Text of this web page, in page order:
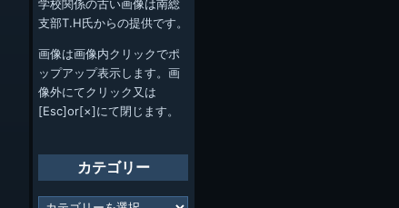
学校関係の古い画像は南総
支部T.H氏からの提供です。
画像は画像内クリックでポ
ップアップ表示します。画
像外にてクリック又は
[Esc]or[×]にて閉じます。
カテゴリー
カ